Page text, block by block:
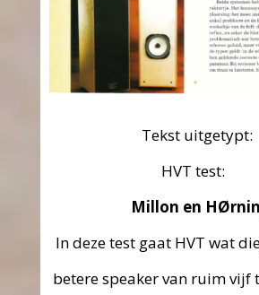
Tekst uitgetypt:
HVT test:
Millon en
In deze test gaat HVT wat
betere speaker van ruim vijf